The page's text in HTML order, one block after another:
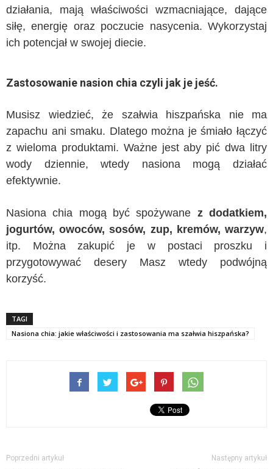
działania, mają właściwości wzmacniające, dające
siłę, energię oraz poczucie nasycenia. Wykorzystaj
ich potencjał w swojej diecie.
Zastosowanie nasion chia czyli jak je jeść.
Musisz wiedzieć, że szałwia hiszpańska nie ma
zapachu ani smaku. Dlatego można je śmiało łączyć
z wieloma produktami. Ważne jest aby pić dwa litry
wody dziennie, wtedy nasiona mogą działać
efektywnie.
Nasiona chia mogą być spożywane z dodatkiem,
jogurtów, owoców, sosów, zup, kremów, warzyw,
itp. Można zakupić je w postaci proszku i
przygotowywać desery Masz wtedy podwójną
korzyść.
TAGI
Nasiona chia: jakie właściwości i zastosowania ma szałwia hiszpańska?
Poprzedni artykuł Następny artykuł